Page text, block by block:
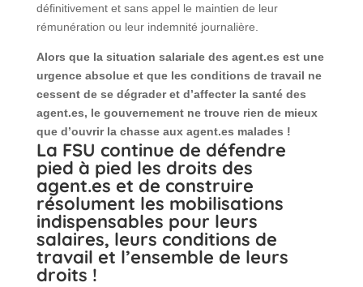
définitivement et sans appel le maintien de leur
rémunération ou leur indemnité journalière.
Alors que la situation salariale des agent.es est une
urgence absolue et que les conditions de travail ne
cessent de se dégrader et d’affecter la santé des
agent.es, le gouvernement ne trouve rien de mieux
que d’ouvrir la chasse aux agent.es malades !
La FSU continue de défendre
pied à pied les droits des
agent.es et de construire
résolument les mobilisations
indispensables pour leurs
salaires, leurs conditions de
travail et l’ensemble de leurs
droits !